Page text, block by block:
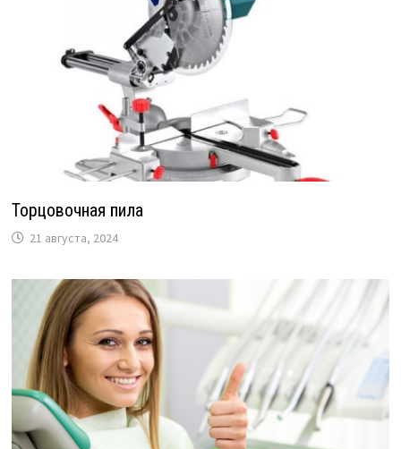
Торцовочная пила
21 августа, 2024